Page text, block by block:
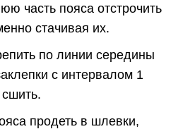
часть пояса отстрочить
стачивая их.
по линии середины
с интервалом 1
продеть в шлевки,